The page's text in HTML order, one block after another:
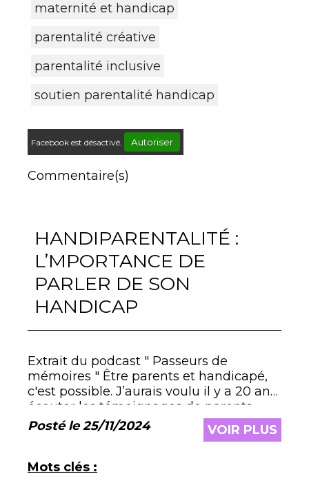
maternité et handicap
parentalité créative
parentalité inclusive
soutien parentalité handicap
Facebook est désactivé. Autoriser
Commentaire(s)
HANDIPARENTALITÉ :
L’MPORTANCE DE
PARLER DE SON
HANDICAP
Extrait du podcast " Passeurs de
mémoires " Être parents et handicapé,
c'est possible. J’aurais voulu il y a 20 ans
écouter les témoignages de parents
concernés.
Posté le 25/11/2024 VOIR PLUS
Mots clés :